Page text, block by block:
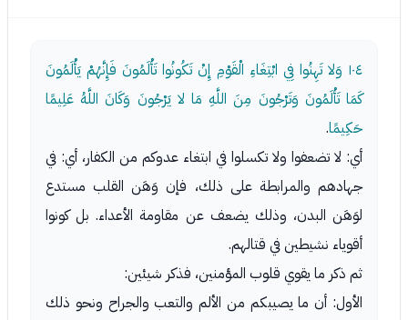
١٠٤ وَلا تَهِنُوا فِي ابْتِغَاءِ الْقَوْمِ إِنْ تَكُونُوا تَأْلَمُونَ فَإِنَّهُمْ يَأْلَمُونَ
كَمَا تَأْلَمُونَ وَتَرْجُونَ مِنَ اللَّهِ مَا لا يَرْجُونَ وَكَانَ اللَّهُ عَلِيمًا
حَكِيمًا.
أي: لا تضعفوا ولا تكسلوا في ابتغاء عدوكم من الكفار، أي: في
جهادهم والمرابطة على ذلك، فإن وَهَن القلب مستدع
لوَهَن البدن، وذلك يضعف عن مقاومة الأعداء. بل كونوا
أقوياء نشيطين في قتالهم.
ثم ذكر ما يقوي قلوب المؤمنين، فذكر شيئين:
الأول: أن ما يصيبكم من الألم والتعب والجراح ونحو ذلك